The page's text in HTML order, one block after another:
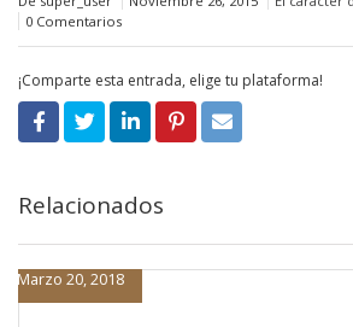
0 Comentarios
¡Comparte esta entrada, elige tu plataforma!
Relacionados
Marzo 20, 2018